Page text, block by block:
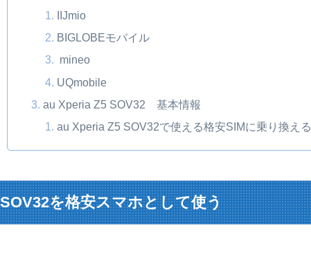
IIJmio
BIGLOBEモバイル
mineo
UQmobile
au Xperia Z5 SOV32 基本情報
au Xperia Z5 SOV32で使える格安SIMに乗り換える
を格安スマホとして使う